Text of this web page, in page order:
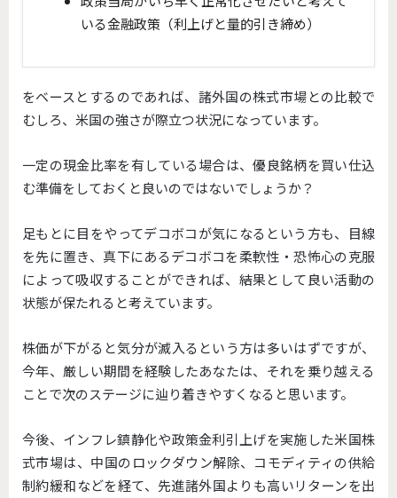
いる金融政策（利上げと量的引き締め）
をベースとするのであれば、諸外国の株式市場との比較で
むしろ、米国の強さが際立つ状況になっています。
一定の現金比率を有している場合は、優良銘柄を買い仕込
む準備をしておくと良いのではないでしょうか？
足もとに目をやってデコボコが気になるという方も、目線
を先に置き、真下にあるデコボコを柔軟性・恐怖心の克服
によって吸収することができれば、結果として良い活動の
状態が保たれると考えています。
株価が下がると気分が滅入るという方は多いはずですが、
今年、厳しい期間を経験したあなたは、それを乗り越える
ことで次のステージに辿り着きやすくなると思います。
今後、インフレ鎮静化や政策金利引上げを実施した米国株
式市場は、中国のロックダウン解除、コモディティの供給
制約緩和などを経て、先進諸外国よりも高いリターンを出